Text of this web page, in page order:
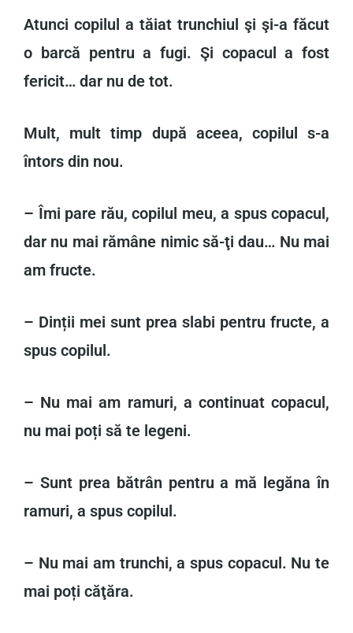
Atunci copilul a tăiat trunchiul şi şi-a făcut
o barcă pentru a fugi. Şi copacul a fost
fericit… dar nu de tot.
Mult, mult timp după aceea, copilul s-a
întors din nou.
– Îmi pare rău, copilul meu, a spus copacul,
dar nu mai rămâne nimic să-ţi dau… Nu mai
am fructe.
– Dinții mei sunt prea slabi pentru fructe, a
spus copilul.
– Nu mai am ramuri, a continuat copacul,
nu mai poți să te legeni.
– Sunt prea bătrân pentru a mă legăna în
ramuri, a spus copilul.
– Nu mai am trunchi, a spus copacul. Nu te
mai poți căţăra.